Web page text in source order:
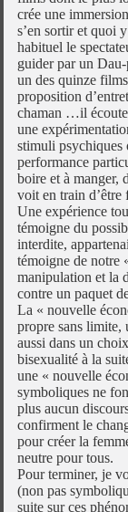
crée une
s’en sortir et quoi
habituel le
guider par un
un des quinze
proposition
chaman …il
une
stimuli psychiques
performance
boire et à manger,
voit en train
Une expérience
témoigne du
interdite,
témoigne de notre
manipulation et la
contre un paquet
La « nouvelle
propre sans
aussi dans un
bisexualité à la
une « nouvelle
symboliques ne
plus aucun
confirment le
pour créer la
neutre pour tous.
Pour terminer, je
(non pas
suite sur ces